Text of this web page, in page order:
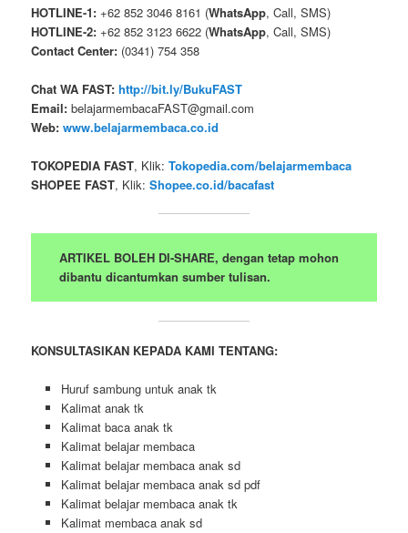
HOTLINE-1: +62 852 3046 8161 (WhatsApp, Call, SMS)
HOTLINE-2: +62 852 3123 6622 (WhatsApp, Call, SMS)
Contact Center: (0341) 754 358
Chat WA FAST: http://bit.ly/BukuFAST
Email: belajarmembacaFAST@gmail.com
Web: www.belajarmembaca.co.id
TOKOPEDIA FAST, Klik:Tokopedia.com/belajarmembaca
SHOPEE FAST, Klik:Shopee.co.id/bacafast
ARTIKEL BOLEH DI-SHARE, dengan tetap mohon
dibantu dicantumkan sumber tulisan.
KONSULTASIKAN KEPADA KAMI TENTANG:
Huruf sambung untuk anak tk
Kalimat anak tk
Kalimat baca anak tk
Kalimat belajar membaca
Kalimat belajar membaca anak sd
Kalimat belajar membaca anak sd pdf
Kalimat belajar membaca anak tk
Kalimat membaca anak sd